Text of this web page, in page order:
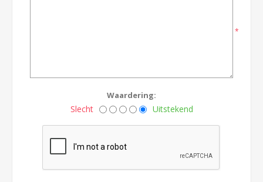
*
Waardering:
Slecht Uitstekend